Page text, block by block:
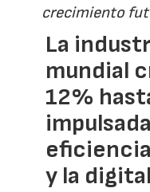
crecimiento
La
mundial
12%
y la